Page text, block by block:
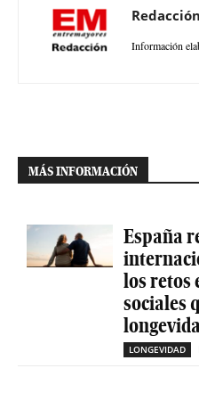
Información
MÁS INFORMACIÓN
España
los retos
sociales
LONGEVIDAD